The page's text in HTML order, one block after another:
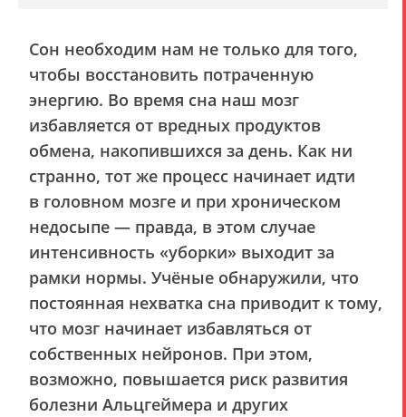
Сон необходим нам не только для того,
чтобы восстановить потраченную
энергию. Во время сна наш мозг
избавляется от вредных продуктов
обмена, накопившихся за день. Как ни
странно, тот же процесс начинает идти
в головном мозге и при хроническом
недосыпе — правда, в этом случае
интенсивность «уборки» выходит за
рамки нормы. Учёные обнаружили, что
постоянная нехватка сна приводит к тому,
что мозг начинает избавляться от
собственных нейронов. При этом,
возможно, повышается риск развития
болезни Альцгеймера и других